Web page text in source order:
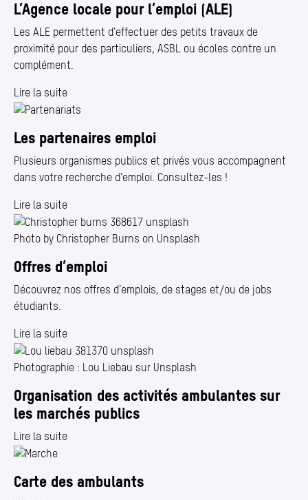
L’Agence locale pour l’emploi (ALE)
Les ALE permettent d’effectuer des petits travaux de
proximité pour des particuliers, ASBL ou écoles contre un
complément.
Lire la suite
Les partenaires emploi
Plusieurs organismes publics et privés vous accompagnent
dans votre recherche d’emploi. Consultez-les !
Lire la suite
Photo by Christopher Burns on Unsplash
Offres d’emploi
Découvrez nos offres d’emplois, de stages et/​ou de jobs
étudiants.
Lire la suite
Photographie : Lou Liebau sur Unsplash
Organisation des activités ambulantes sur
les marchés publics
Lire la suite
Carte des ambulants